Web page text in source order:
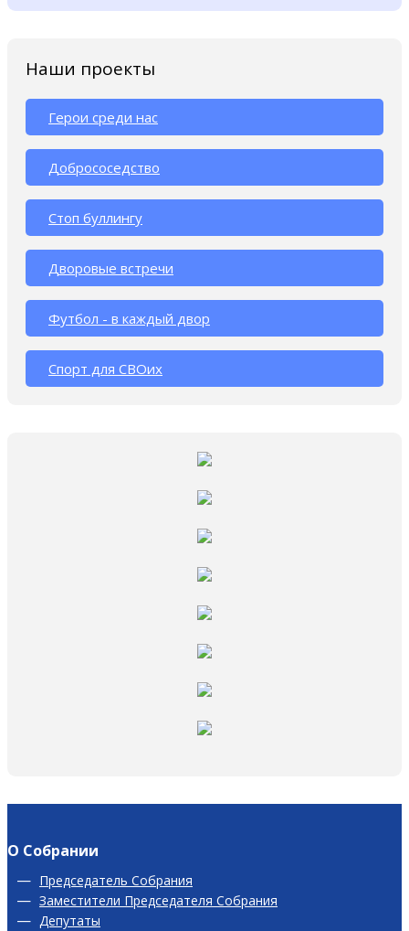
Наши проекты
Герои среди нас
Добрососедство
Стоп буллингу
Дворовые встречи
Футбол - в каждый двор
Спорт для СВОих
О Собрании
Председатель Собрания
Заместители Председателя Собрания
Депутаты